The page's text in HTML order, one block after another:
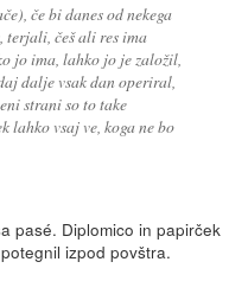
če bi danes od nekega
terjali, češ ali res ima
jo ima, lahko jo je založil,
dalje vsak dan operiral,
strani so to take
vsaj ve, koga ne bo
pasé. Diplomico in papirček
izpod povštra.